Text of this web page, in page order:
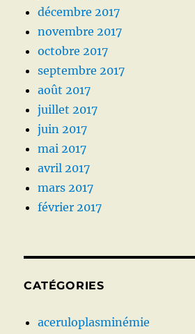
décembre 2017
novembre 2017
octobre 2017
septembre 2017
août 2017
juillet 2017
juin 2017
mai 2017
avril 2017
mars 2017
février 2017
CATÉGORIES
aceruloplasminémie